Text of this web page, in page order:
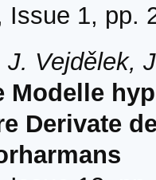
Issue 1, pp.
Vejdělek,
Modelle
Derivate